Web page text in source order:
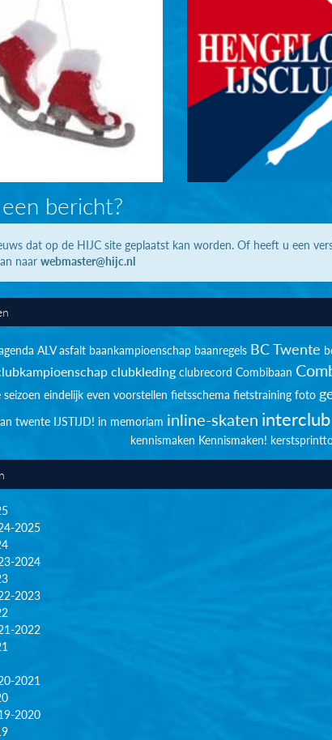
bericht?
dat op de HIJC site geplaatst kan worden. Of heeft u een
naar webmaster@hijc.nl
ALV asfalt baankampioenschap baanregels BC Twente
clubkleding clubrecord Combibaan
eindelijk even voorstellen fietsschema fietstraining foto
twente IJSTIJD! in memoriam inline-skaten interclub
kennismaken Kennismaken!
2025
2024
2023
2022
2021
2020